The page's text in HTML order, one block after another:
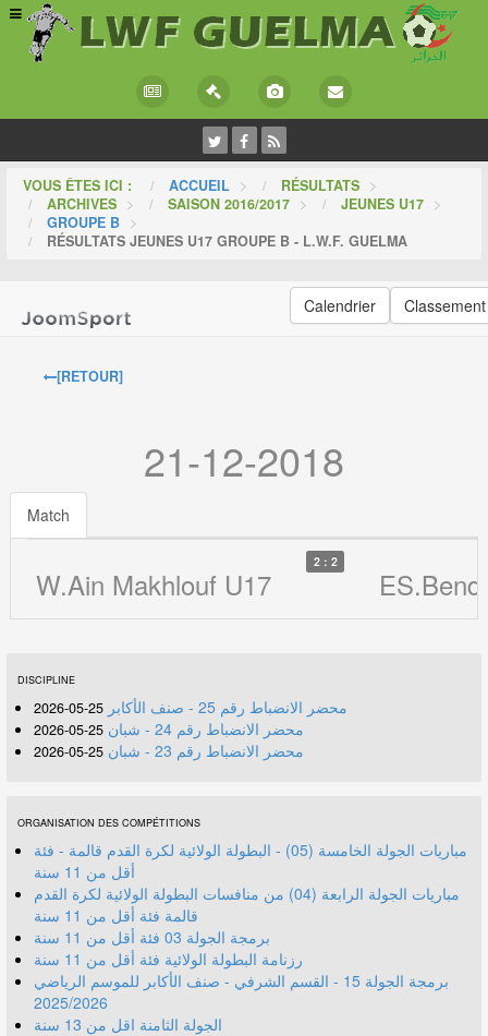
VOUS ÊTES ICI : ACCUEIL > RÉSULTATS >
ARCHIVES > SAISON 2016/2017 > JEUNES U17 >
GROUPE B >
RÉSULTATS JEUNES U17 GROUPE B - L.W.F. GUELMA
Calendrier Classement
[RETOUR]
21-12-2018
Match
W.Ain Makhlouf U17
2 : 2
DISCIPLINE
محضر الانضباط رقم 25 - صنف الأكابر 25-05-2026
محضر الانضباط رقم 24 - شبان 25-05-2026
محضر الانضباط رقم 23 - شبان 25-05-2026
ORGANISATION DES COMPÉTITIONS
مباريات الجولة الخامسة (05) - البطولة الولائية لكرة القدم قالمة - فئة
أقل من 11 سنة
مباريات الجولة الرابعة (04) من منافسات البطولة الولائية لكرة القدم
قالمة فئة أقل من 11 سنة
برمجة الجولة 03 فئة أقل من 11 سنة
رزنامة البطولة الولائية فئة أقل من 11 سنة
برمجة الجولة 15 - القسم الشرفي - صنف الأكابر للموسم الرياضي
2025/2026
الجولة الثامنة اقل من 13 سنة